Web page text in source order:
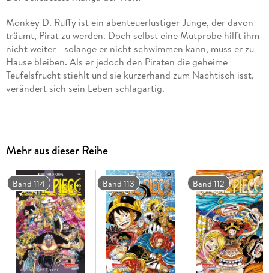
Monkey D. Ruffy ist ein abenteuerlustiger Junge, der davon
träumt, Pirat zu werden. Doch selbst eine Mutprobe hilft ihm
nicht weiter - solange er nicht schwimmen kann, muss er zu
Hause bleiben. Als er jedoch den Piraten die geheime
Teufelsfrucht stiehlt und sie kurzerhand zum Nachtisch isst,
verändert sich sein Leben schlagartig.
Die Geschichte von Ruffy und seinen Freunden ist ein
Exemplaren weltweit ist One Piece die erfolgreichste
Für Fans von Naruto, Dragon Ball, My Hero Academia und
Fairy Tail!
Weitere Infos:
- Anime-Serie bei Crunchyroll, Netflix und ADN
- bisher 14 Anime-Kinofilme
Mehr aus dieser Reihe
Band 114 Band 113 Band 112